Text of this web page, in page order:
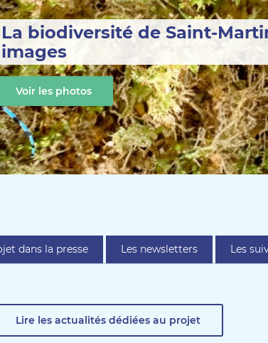
La biodiversité de Saint-
images
Voir les photos
dans la presse Les newsletters Les
Lire les actualités dédiées au projet